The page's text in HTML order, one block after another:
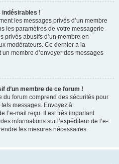
!
les messages privés d’un membre
les paramètres de votre messagerie
privés abusifs d’un membre en
modérateurs. Ce dernier a la
membre d’envoyer des messages
d’un membre de ce forum !
du forum comprend des sécurités pour
messages. Envoyez à
l’e-mail reçu. Il est très important
informations sur l’expéditeur de l’e-
les mesures nécessaires.